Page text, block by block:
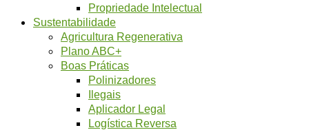
Propriedade Intelectual
Sustentabilidade
Agricultura Regenerativa
Plano ABC+
Boas Práticas
Polinizadores
Ilegais
Aplicador Legal
Logística Reversa